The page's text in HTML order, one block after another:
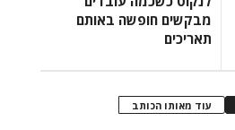
מבקשים חופשה באותם
תאריכים
עוד מאותו הכותב